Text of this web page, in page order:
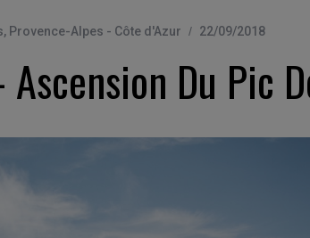
, Provence-Alpes - Côte d'Azur 22/09/2018
Du Pic